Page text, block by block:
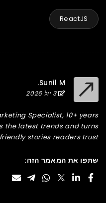
ReactJS
Sunil M.
3 יול 2026
Specialist, 10+ years.
the latest trends and turns
stories readers trust.
שתפו את המאמר הזה: